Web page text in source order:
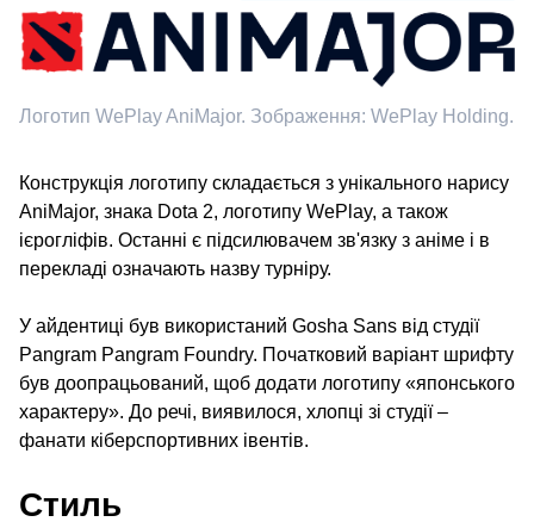
Логотип WePlay AniMajor. Зображення: WePlay Holding.
Конструкція логотипу складається з унікального нарису
AniMajor, знака Dota 2, логотипу WePlay, а також
ієрогліфів. Останні є підсилювачем зв'язку з аніме і в
перекладі означають назву турніру.
У айдентиці був використаний Gosha Sans від студії
Pangram Pangram Foundry. Початковий варіант шрифту
був доопрацьований, щоб додати логотипу «японського
характеру». До речі, виявилося, хлопці зі студії –
фанати кіберспортивних івентів.
Стиль